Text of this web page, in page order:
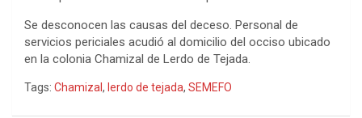
r
t
k
Se desconocen las causas del deceso. Personal de
servicios periciales acudió al domicilio del occiso ubicado
en la colonia Chamizal de Lerdo de Tejada.
Tags: Chamizal , lerdo de tejada, SEMEFO